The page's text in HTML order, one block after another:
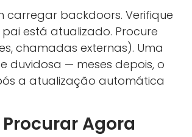
carregar backdoors. Verifique
está atualizado. Procure
chamadas externas). Uma
duvidosa — meses depois, o
a atualização automática
Agora